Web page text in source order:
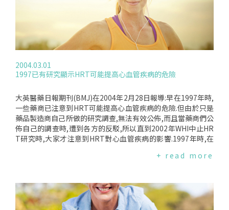
2004.03.01
1997已有研究顯示HRT可能提高心血管疾病的危險
大英醫藥日報期刊(BMJ)在2004年2月28日報導:早在1997年時,
一些藥商已注意到HRT可能提高心血管疾病的危險.但由於只是
藥品製造商自己所做的研究調查,無法有效公佈,而且當藥商們公
佈自己的調查時,遭到各方的反駁,所以直到2002年WHI中止HR
T研究時,大家才注意到HRT對心血管疾病的影響.1997年時,在
and’sNationalResearchandDevelopmentCenterforWelfa
時卻受到各方的反對.他們因此又做了六項調查,也都有類似的結
果.
+ read more